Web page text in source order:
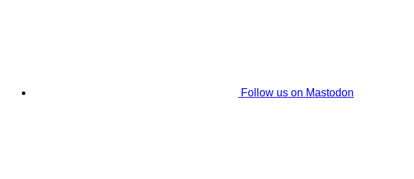
Follow us on Mastodon